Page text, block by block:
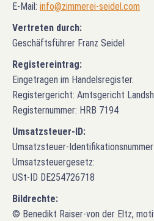
E-Mail: info@zimmerei-seidel.com
Vertreten durch:
Geschäftsführer Franz Seidel
Registereintrag:
Eingetragen im Handelsregister.
Registergericht: Amtsgericht
Registernummer: HRB 7194
Umsatzsteuer-ID:
Umsatzsteuer-
Umsatzsteuergesetz:
USt-ID DE254726718
Bildrechte:
© Benedikt Raiser-von der Eltz,